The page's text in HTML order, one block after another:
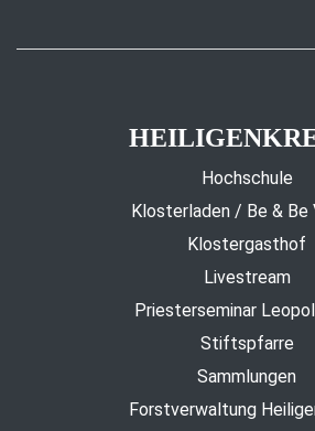
Hochschule
Klosterladen / Be & Be
Klostergasthof
Livestream
Priesterseminar
Stiftspfarre
Sammlungen
Forstverwaltung